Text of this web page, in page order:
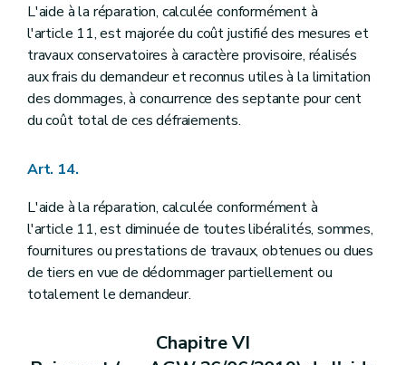
L'aide à la réparation, calculée conformément à
l'article 11, est majorée du coût justifié des mesures et
travaux conservatoires à caractère provisoire, réalisés
aux frais du demandeur et reconnus utiles à la limitation
des dommages, à concurrence des septante pour cent
du coût total de ces défraiements.
Art. 14.
L'aide à la réparation, calculée conformément à
l'article 11, est diminuée de toutes libéralités, sommes,
fournitures ou prestations de travaux, obtenues ou dues
de tiers en vue de dédommager partiellement ou
totalement le demandeur.
Chapitre VI